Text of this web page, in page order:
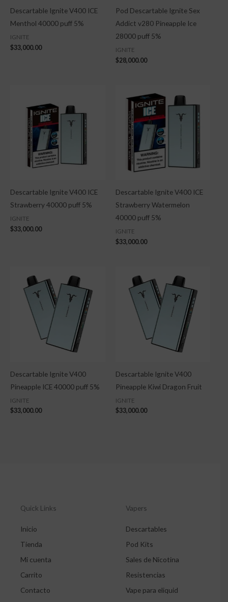
Descartable Ignite V400 ICE
Menthol 40000 puff 5%
IGNITE
$33,000.00
Pod Descartable Ignite Sex
Addict v280 Pineapple Ice
28000 puff 5%
IGNITE
$28,000.00
Descartable Ignite V400 ICE
Strawberry 40000 puff 5%
IGNITE
$33,000.00
Descartable Ignite V400 ICE
Strawberry Watermelon
40000 puff 5%
IGNITE
$33,000.00
Descartable Ignite V400
Pineapple ICE 40000 puff 5%
IGNITE
$33,000.00
Descartable Ignite V400
Pineapple Kiwi Dragon Fruit
IGNITE
$33,000.00
Quick Links
Inicio
Tienda
Mi cuenta
Carrito
Contacto
Vapers
Descartables
Pod Kits
Sales de Nicotina
Resistencias
Vape para eliquid